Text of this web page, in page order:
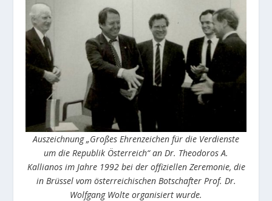
Auszeichnung „Großes Ehrenzeichen für die Verdienste
um die Republik Österreich“ an Dr. Theodoros A.
Kallianos im Jahre 1992 bei der offiziellen Zeremonie, die
in Brüssel vom österreichischen Botschafter Prof. Dr.
Wolfgang Wolte organisiert wurde.